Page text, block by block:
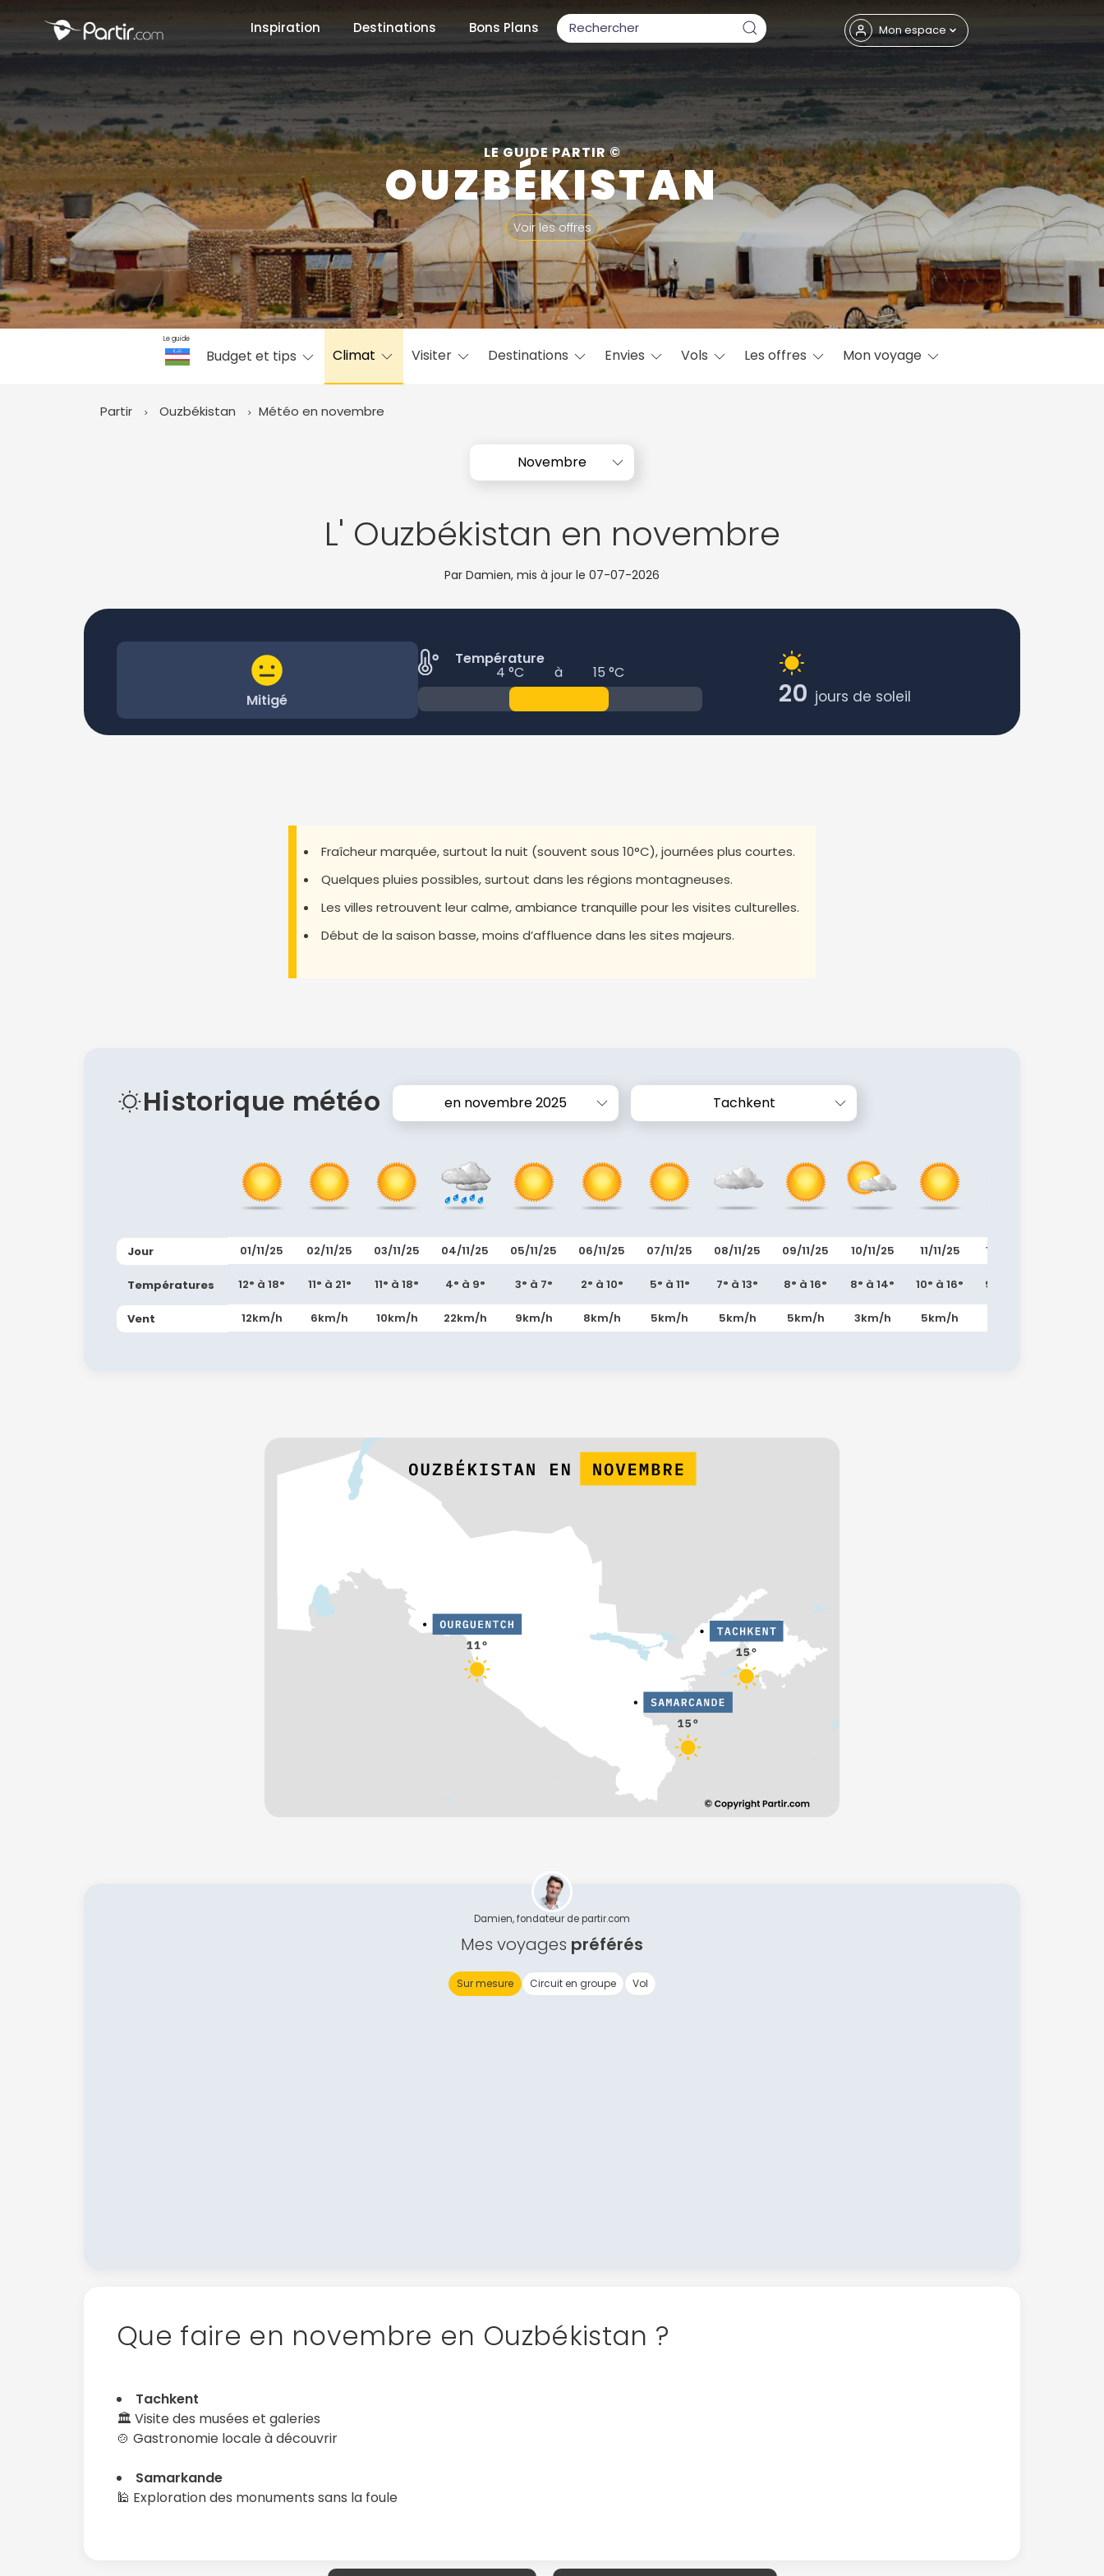
Inspiration Destinations Bons Plans Mon espace
LE GUIDE PARTIR ©
OUZBÉKISTAN
Voir les offres
Le guide
Budget et tips Climat Visiter Destinations Envies Vols Les offres Mon voyage
Partir Ouzbékistan Météo en novembre
Novembre
L' Ouzbékistan en novembre
Par Damien, mis à jour le 07-07-2026
Mitigé
Température
4 °C à 15 °C
20 jours de soleil
Fraîcheur marquée, surtout la nuit (souvent sous 10°C), journées plus courtes.
Quelques pluies possibles, surtout dans les régions montagneuses.
Les villes retrouvent leur calme, ambiance tranquille pour les visites culturelles.
Début de la saison basse, moins d’affluence dans les sites majeurs.
Historique météo en novembre 2025 Tachkent
Jour
Températures
Vent
01/11/25
12° à 18°
12km/h
02/11/25
11° à 21°
6km/h
03/11/25
11° à 18°
10km/h
04/11/25
4° à 9°
22km/h
05/11/25
3° à 7°
9km/h
06/11/25
2° à 10°
8km/h
07/11/25
5° à 11°
5km/h
08/11/25
7° à 13°
5km/h
09/11/25
8° à 16°
5km/h
10/11/25
8° à 14°
3km/h
11/11/25
10° à 16°
5km/h
12/11/25
9° à 18°
Damien, fondateur de partir.com
Mes voyages préférés
Sur mesure Circuit en groupe Vol
Que faire en novembre en Ouzbékistan ?
Tachkent
🏛️ Visite des musées et galeries
🍲 Gastronomie locale à découvrir
Samarkande
🕌 Exploration des monuments sans la foule
ou connectez-vous par mail
Politique de confidentialité.
Fermer
📍 Destinations populaires
☀️ Où partir par mois
Janvier
Février Mars Avril Juin Juillet
Septembre
Octobre
Novembre Décembre
✨ Envies populaires